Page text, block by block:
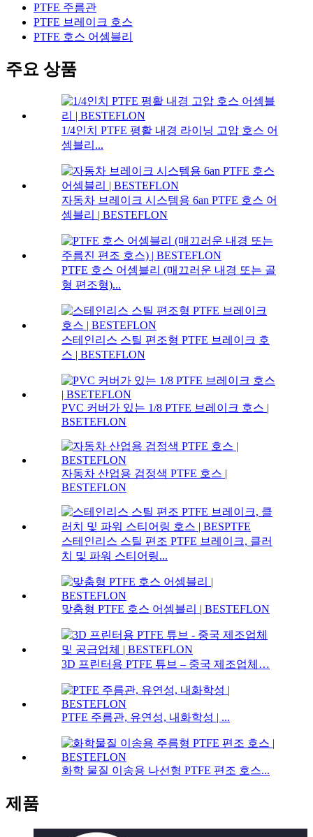
PTFE 주름관
PTFE 브레이크 호스
PTFE 호스 어셈블리
주요 상품
1/4인치 PTFE 평활 내경 라이닝 고압 호스 어
셈블리...
자동차 브레이크 시스템용 6an PTFE 호스 어
셈블리 | BESTEFLON
PTFE 호스 어셈블리 (매끄러운 내경 또는 골
형 편조형)...
스테인리스 스틸 편조형 PTFE 브레이크 호
스 | BESTEFLON
PVC 커버가 있는 1/8 PTFE 브레이크 호스 |
BSETEFLON
자동차 산업용 검정색 PTFE 호스 |
BESTEFLON
스테인리스 스틸 편조 PTFE 브레이크, 클러
치 및 파워 스티어링...
맞춤형 PTFE 호스 어셈블리 | BESTEFLON
3D 프린터용 PTFE 튜브 – 중국 제조업체…
PTFE 주름관, 유연성, 내화학성 | ...
화학 물질 이송용 나선형 PTFE 편조 호스...
제품